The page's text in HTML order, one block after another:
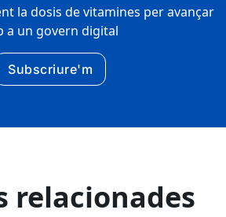
la dosis de vitamines per avançar
a un govern digital
Subscriure'm
relacionades